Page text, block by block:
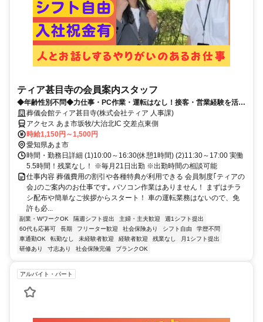
ティア甚目寺の会員案内スタッフ
◆年齢性別不問◆力仕事・PC作業・運転はなし！接客・営業経験を活か
せるやりがいのある仕事◎
葬儀会館ティア甚目寺(株式会社ティア 人事課)
アクセス あま市坂牧/大治北IC 交差点東側
時給1,150円～1,500円
愛知県あま市
時間・勤務日詳細 (1)10:00～16:30(休憩1時間) (2)11:30～17:00 実働
5.5時間！残業なし！ ※毎月21日出勤 ※出勤時間の相談可能
仕事内容 葬儀費用の割引や各種特典が利用できる 会員制度｢ティアの
会｣のご案内のお仕事です｡ パソコン作業はありません！ まずはチラ
シ配布や簡単なご挨拶からスタート！ 車の運転業務はないので、免
許も必...
副業・WワークOK 隔週シフト提出 主婦・主夫歓迎
週1シフト提出
60代も応募可
長期 フリーター歓迎 社会保険あり シフト自由
学歴不問
車通勤OK
転勤なし 未経験者歓迎 経験者歓迎 残業なし
月1シフト提出
研修あり
寸志あり 社会保険完備 ブランクOK
アルバイト・パート